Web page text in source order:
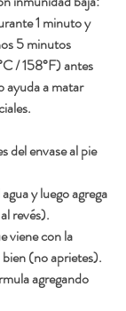
1 minuto y
5 minutos
/ 158°F) antes
ayuda a matar
del envase al pie
y luego agrega
revés).
viene con la
(no aprietes).
agregando